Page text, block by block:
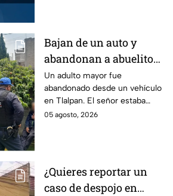
Bajan de un auto y
abandonan a abuelito
de 83 años en CDMX
con demencia senil
Un adulto mayor fue
abandonado desde un vehículo
en Tlalpan. El señor estaba
desorientado y la ayuda de
05 agosto, 2026
¿Quieres reportar un
caso de despojo en